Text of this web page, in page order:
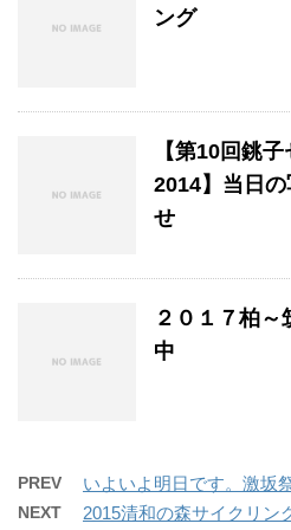
ング
【第10回銚
2014】当日
せ
２０１７柏
中
PREV いよいよ明日です。激坂祭
NEXT 2015清和の森サイクリン